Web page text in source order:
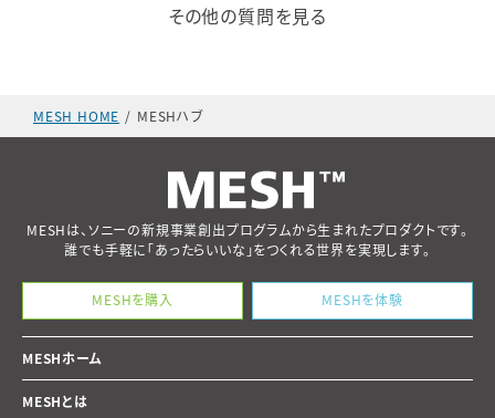
その他の質問を見る
MESH HOME MESHハブ
MESHは、ソニーの新規事業創出プログラムから生まれたプロダクトです。
誰でも手軽に「あったらいいな」をつくれる世界を実現します。
MESHを購入 MESHを体験
MESHホーム
MESHとは